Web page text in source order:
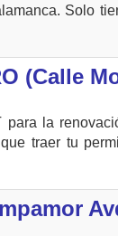
Solo
(Calle
para la
traer tu